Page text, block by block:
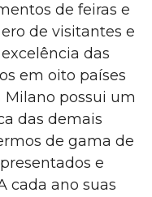
de feiras e
de visitantes e
das
em oito países
Milano possui um
das demais
de gama de
e
cada ano suas